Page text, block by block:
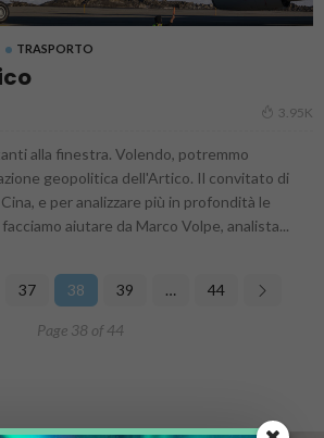
TRASPORTO
3.95K
alla finestra. Volendo, potremmo
geopolitica dell'Artico. Il convitato di
e per analizzare più in profondità le
aiutare da Marco Volpe, analista...
37 38 39 … 44
Page 38 of 44